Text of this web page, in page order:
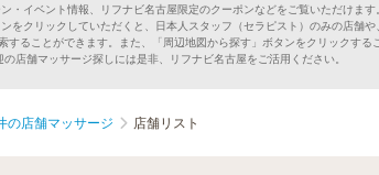
イベント情報、リフナビ名古屋限定のクーポンなどをご覧いただけます。
をクリックしていただくと、日本人スタッフ（セラピスト）のみの店舗
ることができます。また、「周辺地図から探す」ボタンをクリックす
店舗マッサージ探しには是非、リフナビ名古屋をご活用ください。
の店舗マッサージ 店舗リスト